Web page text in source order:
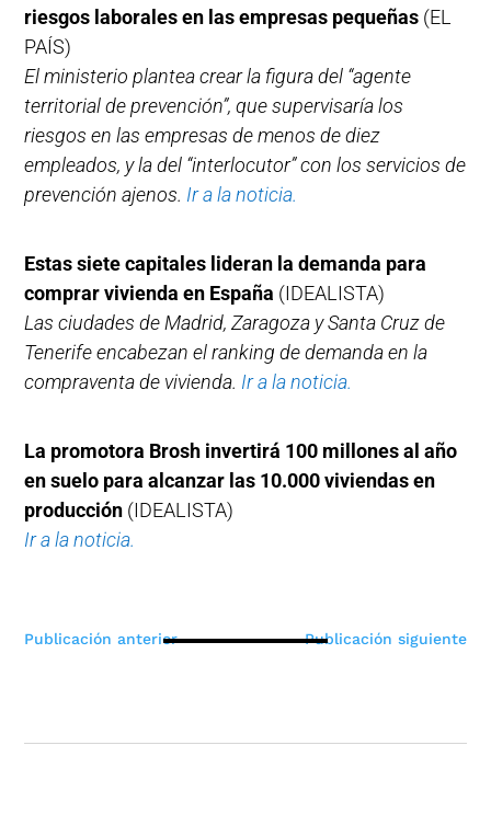
riesgos laborales en las empresas pequeñas (EL
PAÍS)
El ministerio plantea crear la figura del “agente
territorial de prevención”, que supervisaría los
riesgos en las empresas de menos de diez
empleados, y la del “interlocutor” con los servicios de
prevención ajenos. Ir a la noticia.
Estas siete capitales lideran la demanda para
comprar vivienda en España (IDEALISTA)
Las ciudades de Madrid, Zaragoza y Santa Cruz de
Tenerife encabezan el ranking de demanda en la
compraventa de vivienda. Ir a la noticia.
La promotora Brosh invertirá 100 millones al año
en suelo para alcanzar las 10.000 viviendas en
producción (IDEALISTA)
Ir a la noticia.
Navegación
Publicación anterior Publicación siguiente